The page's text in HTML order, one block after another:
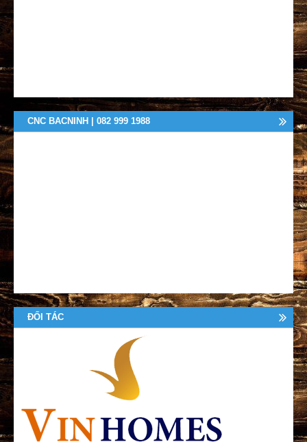
CNC BACNINH | 082 999 1988
ĐỐI TÁC